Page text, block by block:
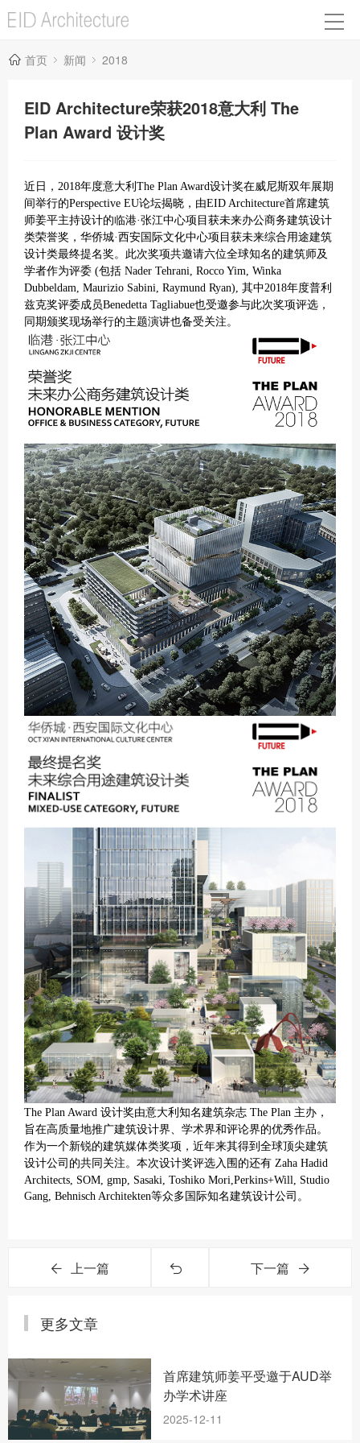
首页 新闻 2018
EID Architecture荣获2018意大利 The
Plan Award 设计奖
近日，2018年度意大利The Plan Award设计奖在威尼斯双年展期
间举行的Perspective EU论坛揭晓，由EID Architecture首席建筑
师姜平主持设计的临港·张江中心项目获未来办公商务建筑设计
类荣誉奖，华侨城·西安国际文化中心项目获未来综合用途建筑
设计类最终提名奖。此次奖项共邀请六位全球知名的建筑师及
学者作为评委 (包括 Nader Tehrani, Rocco Yim, Winka
Dubbeldam, Maurizio Sabini, Raymund Ryan), 其中2018年度普利
兹克奖评委成员Benedetta Tagliabue也受邀参与此次奖项评选，
同期颁奖现场举行的主题演讲也备受关注。
The Plan Award 设计奖由意大利知名建筑杂志 The Plan 主办，
旨在高质量地推广建筑设计界、学术界和评论界的优秀作品。
作为一个新锐的建筑媒体类奖项，近年来其得到全球顶尖建筑
设计公司的共同关注。本次设计奖评选入围的还有 Zaha Hadid
Architects, SOM, gmp, Sasaki, Toshiko Mori,Perkins+Will, Studio
Gang, Behnisch Architekten等众多国际知名建筑设计公司。
上一篇 下一篇
更多文章
首席建筑师姜平受邀于AUD举
办学术讲座
2025-12-11